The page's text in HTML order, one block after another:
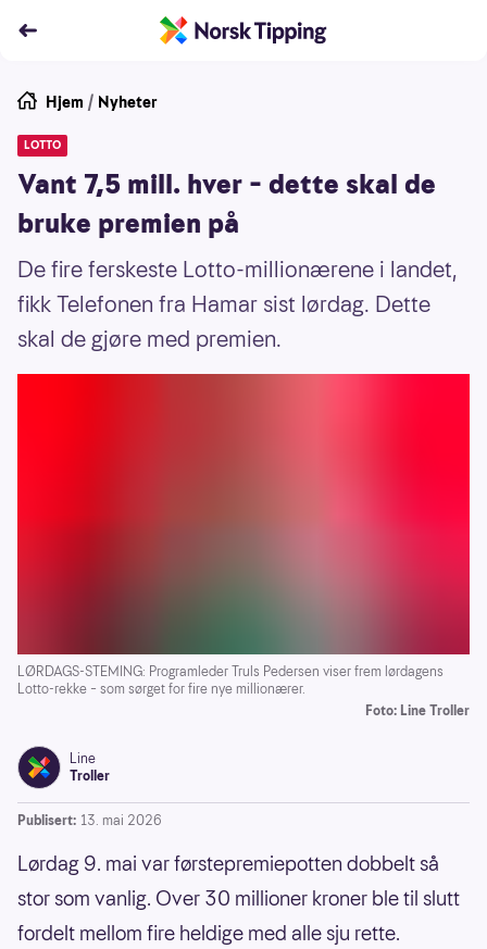
Hjem / Nyheter
LOTTO
Vant 7,5 mill. hver – dette skal de
bruke premien på
De fire ferskeste Lotto-millionærene i landet,
fikk Telefonen fra Hamar sist lørdag. Dette
skal de gjøre med premien.
LØRDAGS-STEMING: Programleder Truls Pedersen viser frem lørdagens
Lotto-rekke – som sørget for fire nye millionærer.
Foto: Line Troller
Line
Troller
Publisert: 13. mai 2026
Lørdag 9. mai var førstepremiepotten dobbelt så
stor som vanlig. Over 30 millioner kroner ble til slutt
fordelt mellom fire heldige med alle sju rette.